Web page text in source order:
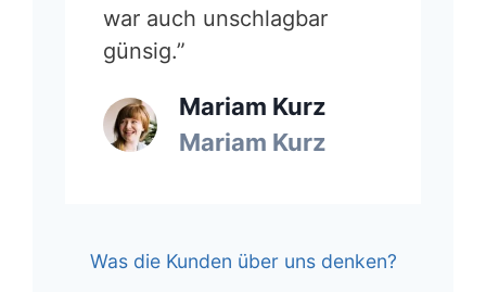
war auch unschlagbar
günsig.”
Mariam Kurz
Mariam Kurz
Was die Kunden über uns denken?